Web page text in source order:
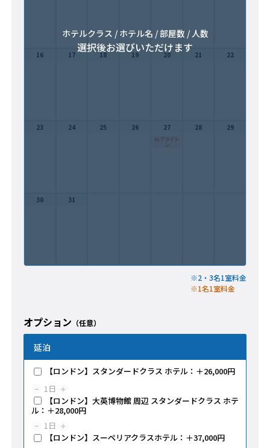
ホテルクラス / ホテル名 / 部屋数 / 人数
選択後お選びいただけます
16 17 18 19 20 21 22
23 24 25 26 27
vsブライト
ン
28 29
30 31
※2・3名1室料金
※1名1室料金
オプション （任意）
延泊
【ロンドン】スタンダードクラス ホテル：＋26,000円
− 1 日 ＋
【ロンドン】大英博物館 周辺 スタンダードクラス ホテ
ル：＋28,000円
− 1日 ＋
【ロンドン】スーペリアクラスホテル：＋37,000円